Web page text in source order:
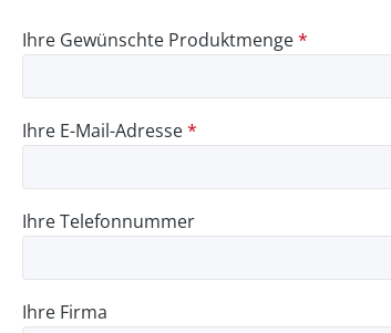
Ihre Gewünschte Produktmenge*
Ihre E-Mail-Adresse*
Ihre Telefonnummer
Ihre Firma